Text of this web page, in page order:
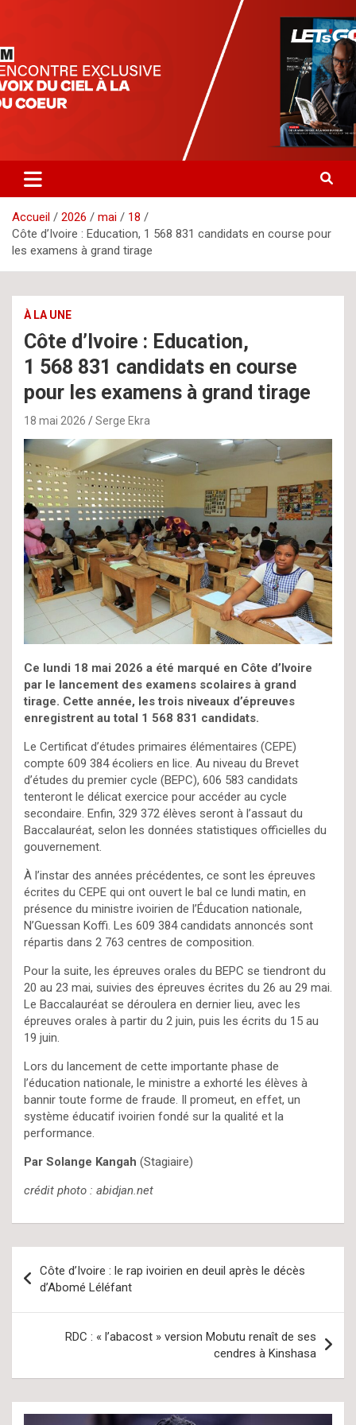
letsgomedia-ci.com
Accueil 2026 mai
18
Côte d’Ivoire : Education, 1 568 831 candidats en course pour
les examens à grand tirage
À LA UNE
Côte d’Ivoire : Education,
1 568 831 candidats en course
pour les examens à grand tirage
18 mai 2026 Serge Ekra
Ce lundi 18 mai 2026 a été marqué en Côte d’Ivoire
par le lancement des examens scolaires à grand
tirage. Cette année, les trois niveaux d’épreuves
enregistrent au total 1 568 831 candidats.
Le Certificat d’études primaires élémentaires (CEPE)
compte 609 384 écoliers en lice. Au niveau du Brevet
d’études du premier cycle (BEPC), 606 583 candidats
tenteront le délicat exercice pour accéder au cycle
secondaire. Enfin, 329 372 élèves seront à l’assaut du
Baccalauréat, selon les données statistiques officielles du
gouvernement.
À l’instar des années précédentes, ce sont les épreuves
écrites du CEPE qui ont ouvert le bal ce lundi matin, en
présence du ministre ivoirien de l’Éducation nationale,
N’Guessan Koffi. Les 609 384 candidats annoncés sont
répartis dans 2 763 centres de composition.
Pour la suite, les épreuves orales du BEPC se tiendront du
20 au 23 mai, suivies des épreuves écrites du 26 au 29 mai.
Le Baccalauréat se déroulera en dernier lieu, avec les
épreuves orales à partir du 2 juin, puis les écrits du 15 au
19 juin.
Lors du lancement de cette importante phase de
l’éducation nationale, le ministre a exhorté les élèves à
bannir toute forme de fraude. Il promeut, en effet, un
système éducatif ivoirien fondé sur la qualité et la
performance.
Par Solange Kangah (Stagiaire)
crédit photo : abidjan.net
de
l’article
Côte d’Ivoire : le rap ivoirien en deuil après le décès
d’Abomé Léléfant
RDC : « l’abacost » version Mobutu renaît de ses
cendres à Kinshasa